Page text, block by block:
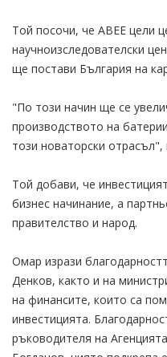
Той посочи, че АBEE цели
научноизследователски
ще постави България на
"По този начин ще се
производството на
този новаторски
Той добави, че
бизнес начинание, а
правителство и народ.
Омар изрази
Денков, както и на
на финансите, които са
инвестицията.
ръководителя на